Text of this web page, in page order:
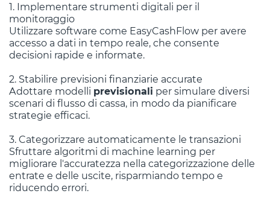
1. Implementare strumenti digitali per il
monitoraggio
Utilizzare software come EasyCashFlow per avere
accesso a dati in tempo reale, che consente
decisioni rapide e informate.
2. Stabilire previsioni finanziarie accurate
Adottare modelli previsionali per simulare diversi
scenari di flusso di cassa, in modo da pianificare
strategie efficaci.
3. Categorizzare automaticamente le transazioni
Sfruttare algoritmi di machine learning per
migliorare l'accuratezza nella categorizzazione delle
entrate e delle uscite, risparmiando tempo e
riducendo errori.